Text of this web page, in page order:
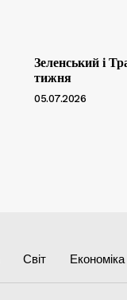
Зеленський і
тижня
05.07.2026
Світ Економіка